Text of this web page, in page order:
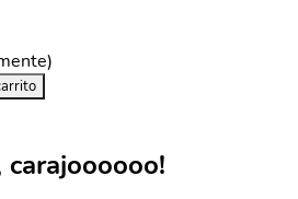
carajoooooo!